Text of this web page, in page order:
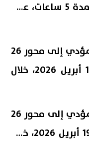
وأوضحت المحافظة أن تنفيذ الأعمال يستلزم إجراء غلق كلي لمدة 5 ساعات، على
المرحلة الأولى: غلق مطلع محور المهندس شريف إسماعيل المؤدي إلى محور 26
يوليو في اتجاه ميدان لبنان، وذلك اليوم السبت الموافق 18 أبريل 2026، خلال
المرحلة الثانية: غلق مطلع محور المهندس شريف إسماعيل المؤدي إلى محور 26
يوليو في اتجاه مدينة الشيخ زايد، وذلك يوم الأحد الموافق 19 أبريل 2026، خلال
مهم من التموين لملايين
عند اكتشاف التلاعب في